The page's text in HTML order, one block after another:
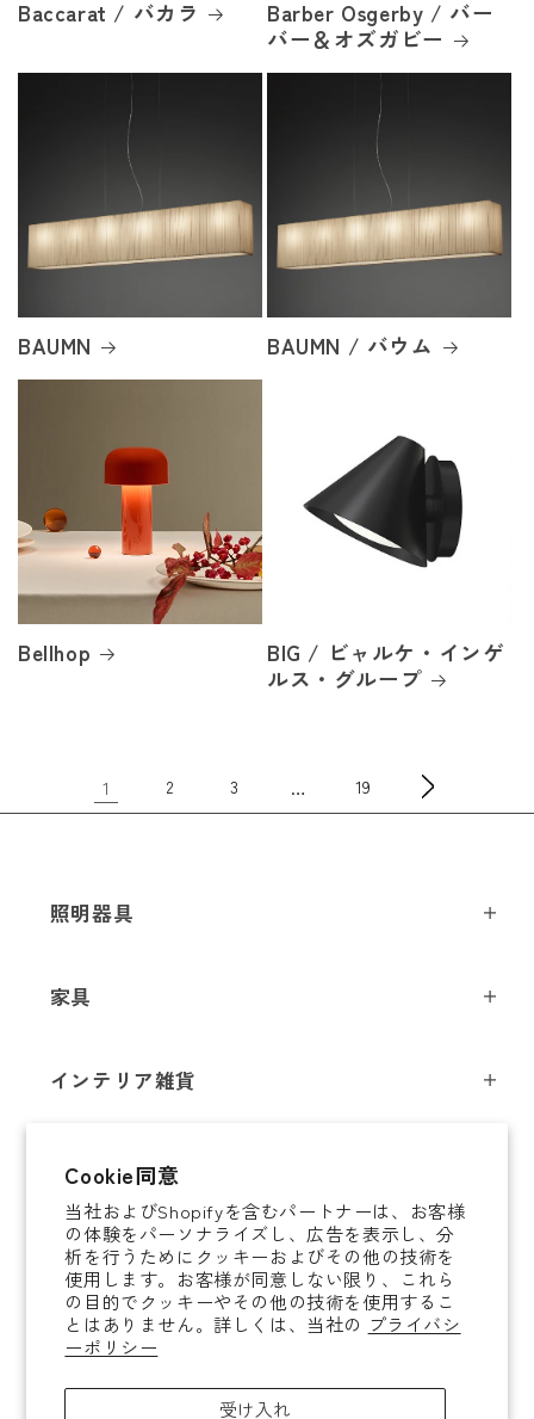
Cookie同意
当社およびShopifyを含むパートナーは、お客様
の体験をパーソナライズし、広告を表示し、分
析を行うためにクッキーおよびその他の技術を
使用します。お客様が同意しない限り、これら
の目的でクッキーやその他の技術を使用するこ
とはありません。詳しくは、当社の プライバシ
ーポリシー
受け入れ
Baccarat / バカラ
Barber Osgerby / バー
バー＆オズガビー
BAUMN BAUMN / バウム
Bellhop
BIG / ビャルケ・インゲ
ルス・グループ
1 2 3 … 19
照明器具
シーリングライト
テーブルライト
ブラケットライト
タスクライト
ポータブルライト
和風照明
その他照明 / パーツ
電球
家具
チェア
ソファ / ベンチ
デスク
ミラー
収納家具
コートハンガー
傘立て
インテリア雑貨
オブジェ
掛時計
置時計
腕時計
花器
テーブルウェア
即納商品
即納商品
ご案内
法人取引のご案内
About YAMAGIWA
ショッピングガイド
お知らせ